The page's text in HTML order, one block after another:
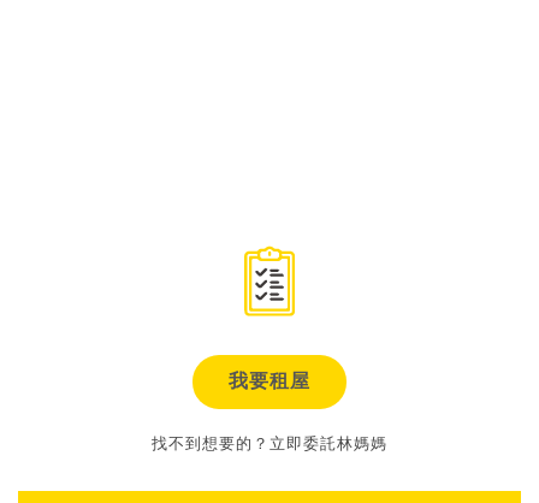
我要租屋
找不到想要的？立即委託林媽媽